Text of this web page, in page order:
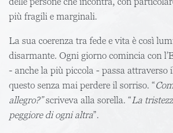
più fragili e marginali.
La sua coerenza tra fede e vita è così
disarmante. Ogni giorno comincia con
- anche la più piccola - passa attraverso
questo senza mai perdere il sorriso. “
allegro?”scriveva alla sorella. “La
peggiore di ogni altra”.